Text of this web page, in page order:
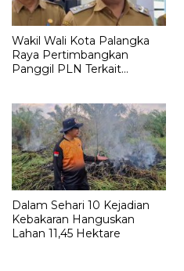
Wakil Wali Kota Palangka
Raya Pertimbangkan
Panggil PLN Terkait
Dalam Sehari 10 Kejadian
Kebakaran Hanguskan
Lahan 11,45 Hektare